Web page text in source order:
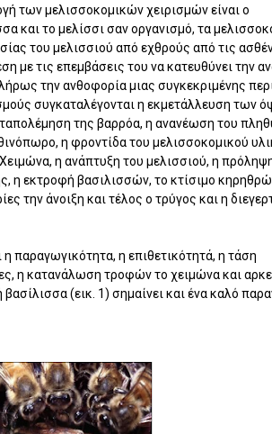
των μελισσοκομικών χειρισμών είναι ο
και το μελίσσι σαν οργανισμό, τα
του μελισσιού από εχθρούς από τις
με τις επεμβάσεις του να κατευθύνει την
την ανθοφορία μιας συγκεκριμένης
συγκαταλέγονται η εκμετάλλευση των
της βαρρόα, η ανανέωση του
η φροντίδα του μελισσοκομικού
η ανάπτυξη του μελισσιού, η
η εκτροφή βασιλισσών, το κτίσιμο
την άνοιξη και τέλος ο τρύγος και η
παραγωγικότητα, η επιθετικότητά, η τάση
η κατανάλωση τροφών το χειμώνα και
(εικ. 1) σημαίνει και ένα καλό